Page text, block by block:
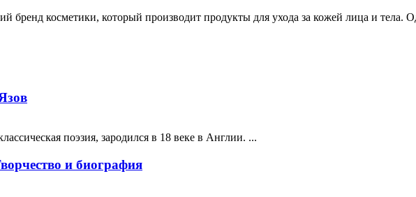
бренд косметики, который производит продукты для ухода за кожей лица и
поэзия, зародился в 18 веке в Англии. ...
и биография